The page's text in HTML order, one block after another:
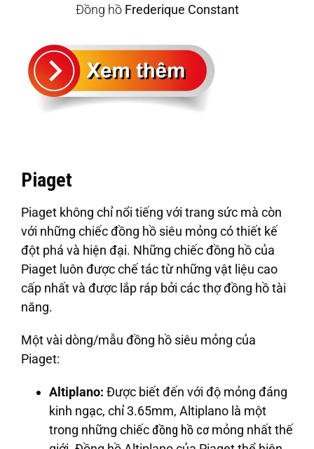
Đồng hồ Frederique Constant
Piaget
Piaget không chỉ nổi tiếng với trang sức mà còn
với những chiếc đồng hồ siêu mỏng có thiết kế
đột phá và hiện đại. Những chiếc đồng hồ của
Piaget luôn được chế tác từ những vật liệu cao
cấp nhất và được lắp ráp bởi các thợ đồng hồ tài
năng.
Một vài dòng/mẫu đồng hồ siêu mỏng của
Piaget:
Altiplano: Được biết đến với độ mỏng đáng
kinh ngạc, chỉ 3.65mm, Altiplano là một
trong những chiếcđồng hồ cơmỏng nhất thế